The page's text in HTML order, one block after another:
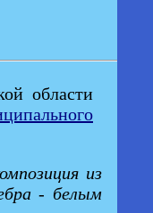
области
из
- белым